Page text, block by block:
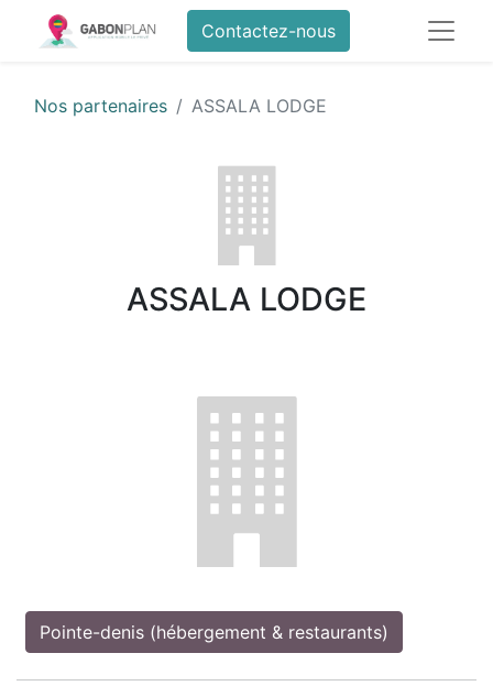
Contactez-nous
Nos partenaires ASSALA LODGE
ASSALA LODGE
Pointe-denis (hébergement & restaurants)